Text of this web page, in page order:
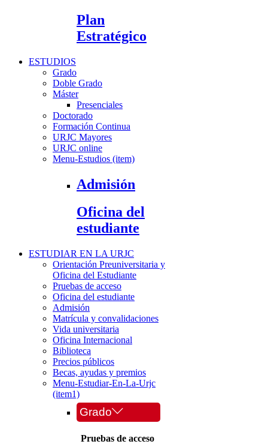
Plan
Estratégico
ESTUDIOS
Grado
Doble Grado
Máster
Presenciales
Doctorado
Formación Continua
URJC Mayores
URJC online
Menu-Estudios (item)
Admisión
Oficina del
estudiante
ESTUDIAR EN LA URJC
Orientación Preuniversitaria y
Oficina del Estudiante
Pruebas de acceso
Oficina del estudiante
Admisión
Matrícula y convalidaciones
Vida universitaria
Oficina Internacional
Biblioteca
Precios públicos
Becas, ayudas y premios
Menu-Estudiar-En-La-Urjc
(item1)
Grado
Pruebas de acceso